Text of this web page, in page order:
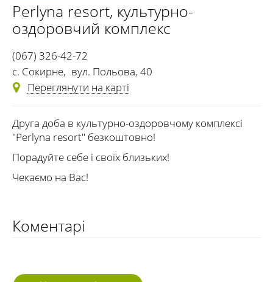
Perlyna resort, культурно-
оздоровчий комплекс
(067) 326-42-72
с. Сокирне, вул. Польова, 40
Переглянути на карті
Друга доба в культурно-оздоровчому комплексі
"Perlyna resort" безкоштовно!
Порадуйте себе і своїх близьких!
Чекаємо на Вас!
Коментарі